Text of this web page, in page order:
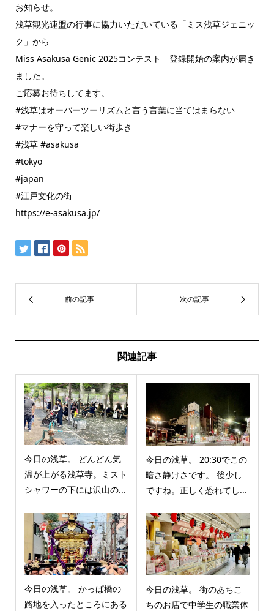
お知らせ。
浅草観光連盟の行事に協力いただいている「ミス浅草ジェニッ
ク」から
Miss Asakusa Genic 2025コンテスト 登録開始の案内が届き
ました。
ご応募お待ちしてます。
#浅草はオーバーツーリズムと言う言葉に当てはまらない
#マナーを守って楽しい街歩き
#浅草 #asakusa
#tokyo
#japan
#江戸文化の街
https://e-asakusa.jp/
関連記事
今日の浅草。 どんどん気
温が上がる浅草寺。ミスト
シャワーの下には沢山の...
今日の浅草。 20:30でこの
暗さ静けさです。 後少し
ですね。正しく恐れてし...
今日の浅草。 かっぱ橋の
路地を入ったところにある
今日の浅草。 街のあちこ
ちのお店で中学生の職業体